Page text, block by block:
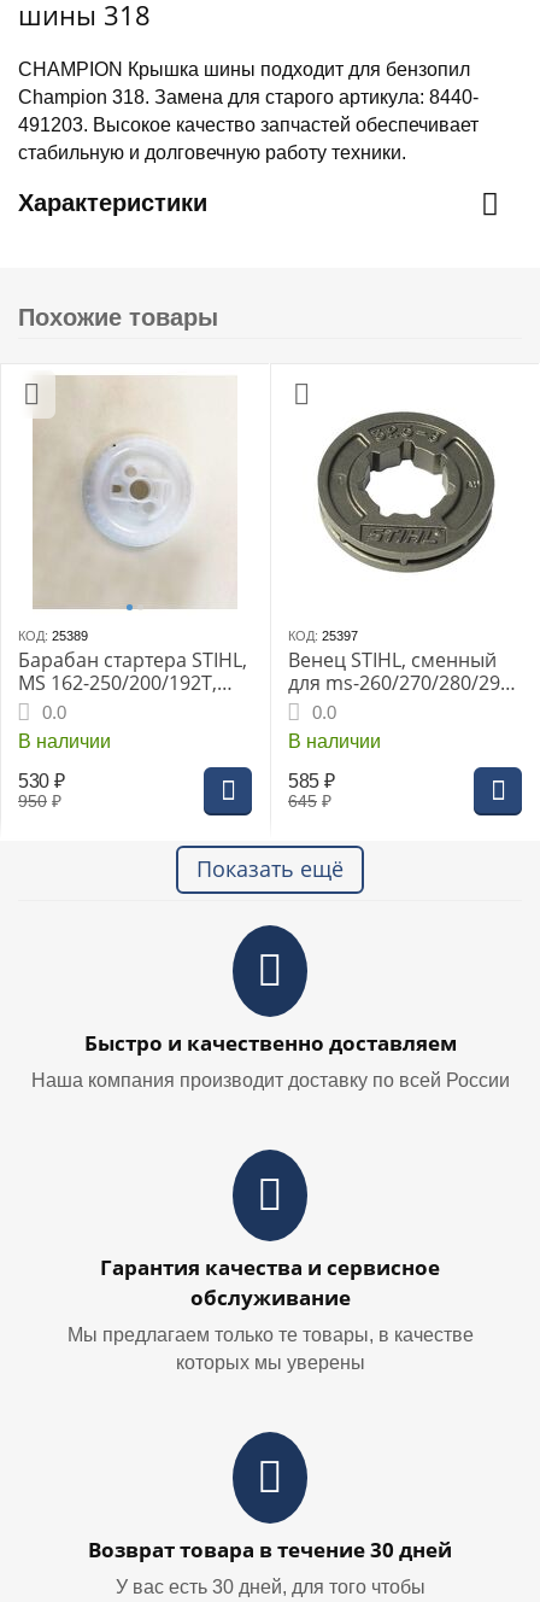
шины 318
CHAMPION Крышка шины подходит для бензопил
Champion 318. Замена для старого артикула: 8440-
491203. Высокое качество запчастей обеспечивает
стабильную и долговечную работу техники.
Характеристики
Похожие товары
КОД: 25389
Барабан стартера STIHL,
MS 162-250/200/192Т,
ВТ45, HS45, BG45/55
0.0
В наличии
950 ₽
530 ₽
КОД: 25397
Венец STIHL, сменный
для ms-260/270/280/290
325" 8z (0000-642-1234)
0.0
В наличии
645 ₽
585 ₽
Показать ещё
Быстро и качественно доставляем
Наша компания производит доставку по всей России
Гарантия качества и сервисное
обслуживание
Мы предлагаем только те товары, в качестве
которых мы уверены
Возврат товара в течение 30 дней
У вас есть 30 дней, для того чтобы